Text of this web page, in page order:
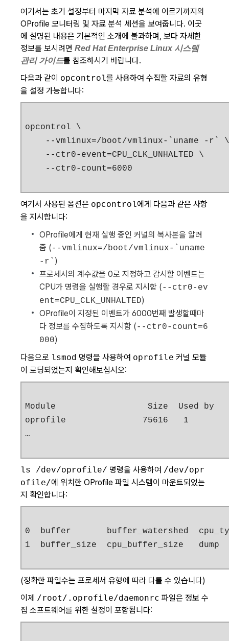
여기서는 초기 설정부터 마지막 자료 분석에 이르기까지의
OProfile 모니터링 및 자료 분석 세션을 보여줍니다. 이곳
에 설명된 내용은 기본적인 소개에 불과하며, 보다 자세한
정보를 보시려면 Red Hat Enterprise Linux 시스템
관리 가이드를 참조하시기 바랍니다.
다음과 같이
opcontrol를 사용하여 수집할 자료의 유형
을 설정 가능합니다:
opcontrol \
    --vmlinux=/boot/vmlinux-`uname -r` \
    --ctr0-event=CPU_CLK_UNHALTED \
    --ctr0-count=6000
여기서 사용된 옵션은 opcontrol에게 다음과 같은 사항
을 지시합니다:
OProfile에게 현재 실행 중인 커널의 복사본을 알려
줌 (--vmlinux=/boot/vmlinux-`uname
-r` )
프로세서의 계수값을 0로 지정하고 감시할 이벤트는
CPU가 명령을 실행할 경우로 지시함 (--ctr0-ev
ent=CPU_CLK_UNHALTED)
OProfile이 지정된 이벤트가 6000번째 발생할때마
다 정보를 수집하도록 지시함 (--ctr0-count=6
000)
다음으로 lsmod 명령을 사용하여 oprofile 커널 모듈
이 로딩되었는지 확인해보십시오:
Module                  Size  Used by
oprofile               75616   1
…
ls /dev/oprofile/ 명령을 사용하여 /dev/opr
ofile/에 위치한 OProfile 파일 시스템이 마운트되었는
지 확인합니다:
0  buffer       buffer_watershed
1  buffer_size  cpu_buffer_size
(정확한 파일수는 프로세서 유형에 따라 다를 수 있습니다)
이제 /root/.oprofile/daemonrc 파일은 정보 수
집 소프트웨어를 위한 설정이 포함됩니다: